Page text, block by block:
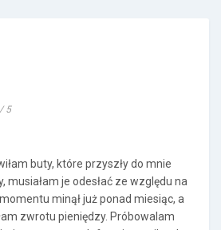
5
buty, które przyszły do mnie
musiałam je odesłać ze względu na
minął już ponad miesiąc, a
zwrotu pieniędzy. Próbowalam